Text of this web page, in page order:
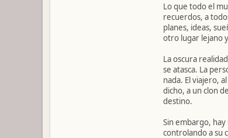
Lo que todo el
recuerdos, a
planes, ideas,
otro lugar lejano
La oscura
se atasca. La
nada. El viajero,
dicho, a un clon
destino.
Sin embargo,
controlando a su